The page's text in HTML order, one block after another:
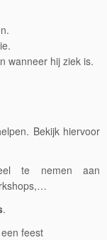
wanneer hij ziek is.
Bekijk hiervoor
te nemen aan
.
feest